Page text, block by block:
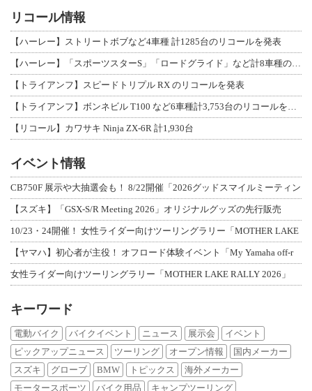
リコール情報
【ハーレー】ストリートボブなど4車種 計1285台のリコールを発表
【ハーレー】「スポーツスターS」「ロードグライド」など計8車種のリコールを発表
【トライアンフ】スピードトリプル RX のリコールを発表
【トライアンフ】ボンネビル T100 など6車種計3,753台のリコールを発表
【リコール】カワサキ Ninja ZX-6R 計1,930台
イベント情報
CB750F 展示や大抽選会も！ 8/22開催「2026グッドスマイルミーティン
【スズキ】「GSX-S/R Meeting 2026」オリジナルグッズの先行販売
10/23・24開催！ 女性ライダー向けツーリングラリー「MOTHER LAKE
【ヤマハ】初心者が主役！ オフロード体験イベント「My Yamaha off-r
女性ライダー向けツーリングラリー「MOTHER LAKE RALLY 2026」
キーワード
電動バイク バイクイベント ニュース 展示会
イベント
ピックアップニュース
ツーリング オープン情報
国内メーカー
スズキ
グローブ BMW トピックス
海外メーカー
モータースポーツ
バイク用品 キャンプツーリング